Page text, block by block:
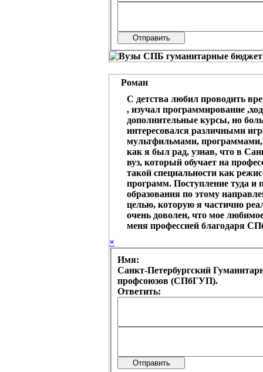
Роман
С детства любил проводить
, изучал программирование
дополнительные курсы, но
интересовался различными
мультфильмами,
как я был рад, узнав, что в
вуз, который обучает на
такой специальности как
программ. Поступление туда и
образования по этому
целью, которую я частично
очень доволен, что мое
меня профессией благодаря
×
Имя:
Санкт-Петербургский
профсоюзов (СПбГУП).
Ответить: